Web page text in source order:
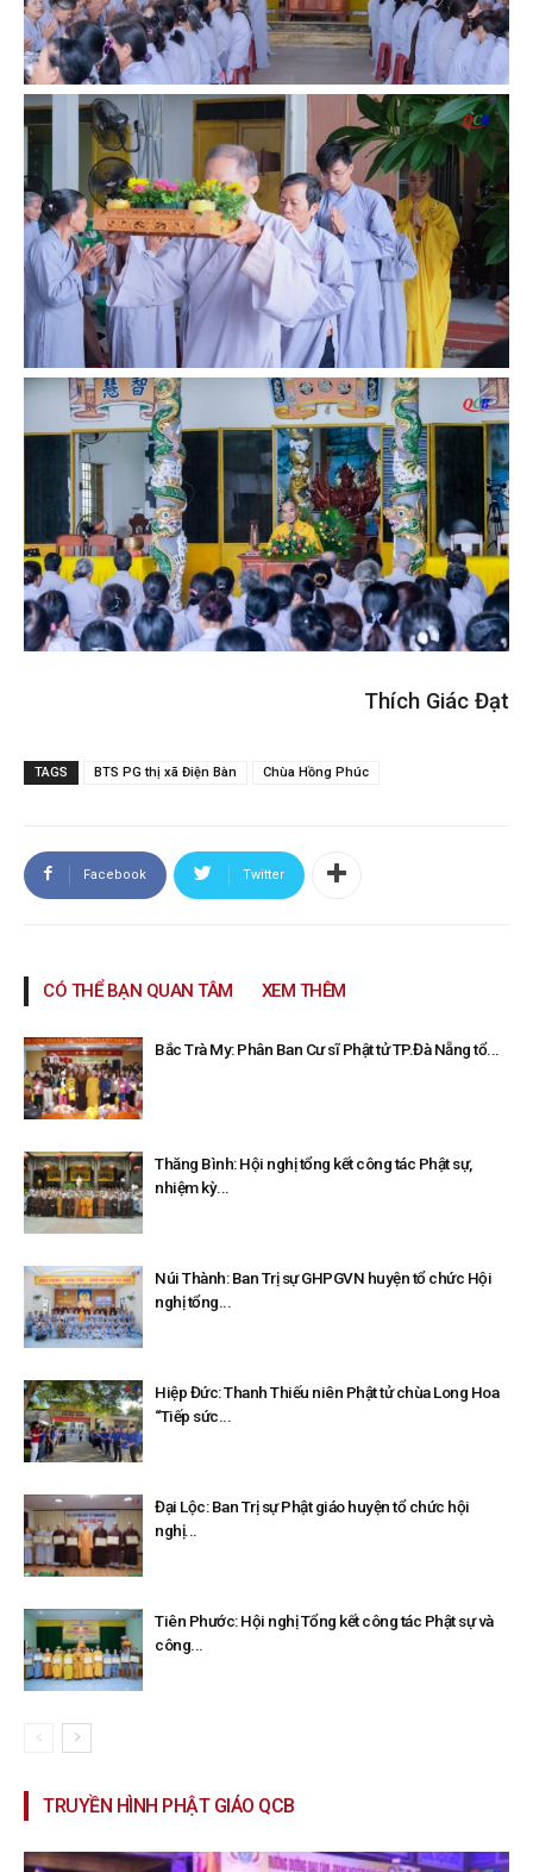
Thích Giác Đạt
TAGS BTS PG thị xã Điện Bàn Chùa Hồng Phúc
Facebook Twitter
CÓ THỂ BẠN QUAN TÂM XEM THÊM
Bắc Trà My: Phân Ban Cư sĩ Phật tử TP.Đà Nẵng tổ...
Thăng Bình: Hội nghị tổng kết công tác Phật sự,
nhiệm kỳ...
Núi Thành: Ban Trị sự GHPGVN huyện tổ chức Hội
nghị tổng...
Hiệp Đức: Thanh Thiếu niên Phật tử chùa Long Hoa
“Tiếp sức...
Đại Lộc: Ban Trị sự Phật giáo huyện tổ chức hội
nghị...
Tiên Phước: Hội nghị Tổng kết công tác Phật sự và
công...
TRUYỀN HÌNH PHẬT GIÁO QCB